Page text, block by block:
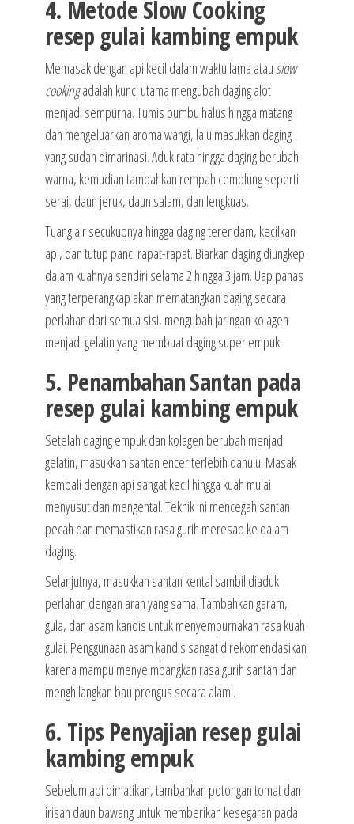
4. Metode Slow Cooking
resep gulai kambing empuk
Memasak dengan api kecil dalam waktu lama atauslow
cookingadalah kunci utama mengubah daging alot
menjadi sempurna. Tumis bumbu halus hingga matang
dan mengeluarkan aroma wangi, lalu masukkan daging
yang sudah dimarinasi. Aduk rata hingga daging berubah
warna, kemudian tambahkan rempah cemplung seperti
serai, daun jeruk, daun salam, dan lengkuas.
Tuang air secukupnya hingga daging terendam, kecilkan
api, dan tutup panci rapat-rapat. Biarkan daging diungkep
dalam kuahnya sendiri selama 2 hingga 3 jam. Uap panas
yang terperangkap akan mematangkan daging secara
perlahan dari semua sisi, mengubah jaringan kolagen
menjadi gelatin yang membuat daging super empuk.
5. Penambahan Santan pada
resep gulai kambing empuk
Setelah daging empuk dan kolagen berubah menjadi
gelatin, masukkan santan encer terlebih dahulu. Masak
kembali dengan api sangat kecil hingga kuah mulai
menyusut dan mengental. Teknik ini mencegah santan
pecah dan memastikan rasa gurih meresap ke dalam
daging.
Selanjutnya, masukkan santan kental sambil diaduk
perlahan dengan arah yang sama. Tambahkan garam,
gula, dan asam kandis untuk menyempurnakan rasa kuah
gulai. Penggunaan asam kandis sangat direkomendasikan
karena mampu menyeimbangkan rasa gurih santan dan
menghilangkan bau prengus secara alami.
6. Tips Penyajian resep gulai
kambing empuk
Sebelum api dimatikan, tambahkan potongan tomat dan
irisan daun bawang untuk memberikan kesegaran pada